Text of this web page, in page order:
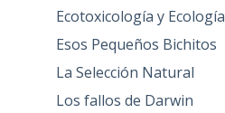
Ecotoxicología y Ecología
Esos Pequeños Bichitos
La Selección Natural
Los fallos de Darwin